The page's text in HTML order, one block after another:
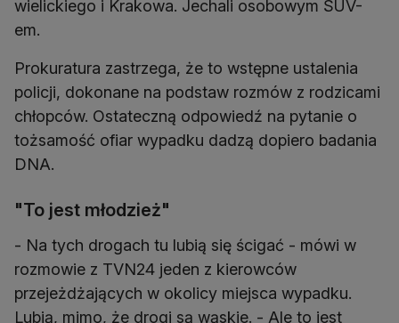
wielickiego i Krakowa. Jechali osobowym SUV-
em.
Prokuratura zastrzega, że to wstępne ustalenia
policji, dokonane na podstaw rozmów z rodzicami
chłopców. Ostateczną odpowiedź na pytanie o
tożsamość ofiar wypadku dadzą dopiero badania
DNA.
"To jest młodzież"
- Na tych drogach tu lubią się ścigać - mówi w
rozmowie z TVN24 jeden z kierowców
przejeżdżających w okolicy miejsca wypadku.
Lubią, mimo, że drogi są wąskie. - Ale to jest